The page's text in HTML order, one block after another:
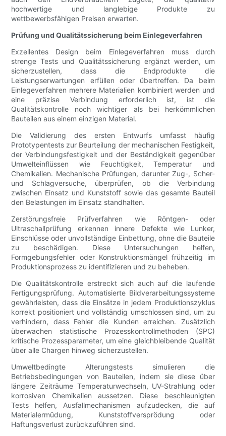
hochwertige und langlebige Produkte zu
wettbewerbsfähigen Preisen erwarten.
Prüfung und Qualitätssicherung beim Einlegeverfahren
Exzellentes Design beim Einlegeverfahren muss durch
strenge Tests und Qualitätssicherung ergänzt werden, um
sicherzustellen, dass die Endprodukte die
Leistungserwartungen erfüllen oder übertreffen. Da beim
Einlegeverfahren mehrere Materialien kombiniert werden und
eine präzise Verbindung erforderlich ist, ist die
Qualitätskontrolle noch wichtiger als bei herkömmlichen
Bauteilen aus einem einzigen Material.
Die Validierung des ersten Entwurfs umfasst häufig
Prototypentests zur Beurteilung der mechanischen Festigkeit,
der Verbindungsfestigkeit und der Beständigkeit gegenüber
Umwelteinflüssen wie Feuchtigkeit, Temperatur und
Chemikalien. Mechanische Prüfungen, darunter Zug-, Scher-
und Schlagversuche, überprüfen, ob die Verbindung
zwischen Einsatz und Kunststoff sowie das gesamte Bauteil
den Belastungen im Einsatz standhalten.
Zerstörungsfreie Prüfverfahren wie Röntgen- oder
Ultraschallprüfung erkennen innere Defekte wie Lunker,
Einschlüsse oder unvollständige Einbettung, ohne die Bauteile
zu beschädigen. Diese Untersuchungen helfen,
Formgebungsfehler oder Konstruktionsmängel frühzeitig im
Produktionsprozess zu identifizieren und zu beheben.
Die Qualitätskontrolle erstreckt sich auch auf die laufende
Fertigungsprüfung. Automatisierte Bildverarbeitungssysteme
gewährleisten, dass die Einsätze in jedem Produktionszyklus
korrekt positioniert und vollständig umschlossen sind, um zu
verhindern, dass Fehler die Kunden erreichen. Zusätzlich
überwachen statistische Prozesskontrollmethoden (SPC)
kritische Prozessparameter, um eine gleichbleibende Qualität
über alle Chargen hinweg sicherzustellen.
Umweltbedingte Alterungstests simulieren die
Betriebsbedingungen von Bauteilen, indem sie diese über
längere Zeiträume Temperaturwechseln, UV-Strahlung oder
korrosiven Chemikalien aussetzen. Diese beschleunigten
Tests helfen, Ausfallmechanismen aufzudecken, die auf
Materialermüdung, Kunststoffversprödung oder
Haftungsverlust zurückzuführen sind.